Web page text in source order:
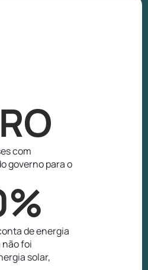
com
governo para o
de energia
não foi
solar,